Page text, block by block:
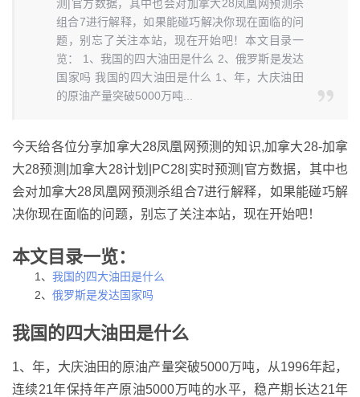
测|官方数据，其中也会对加拿大28凤凰网预测杀
组合7进行解释，如果能碰巧解决你现在面临的问
题，别忘了关注本站，现在开始吧！本文目录一
览： 1、我国的四大油田是什么 2、俄罗斯是发达
国家吗 我国的四大油田是什么 1、年，大庆油田
的原油产量突破5000万吨...
今天给各位分享加拿大28凤凰网预测的知识,加拿大28-加拿
大28预测|加拿大28计划|PC28|实时预测|官方数据，其中也
会对加拿大28凤凰网预测杀组合7进行解释，如果能碰巧解
决你现在面临的问题，别忘了关注本站，现在开始吧！
本文目录一览：
1、 我国的四大油田是什么
2、 俄罗斯是发达国家吗
我国的四大油田是什么
1、年，大庆油田的原油产量突破5000万吨，从1996年起，
连续21年保持年产原油5000万吨的水平，稳产期长达21年